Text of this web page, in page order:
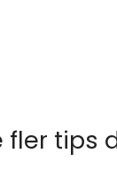
fler tips